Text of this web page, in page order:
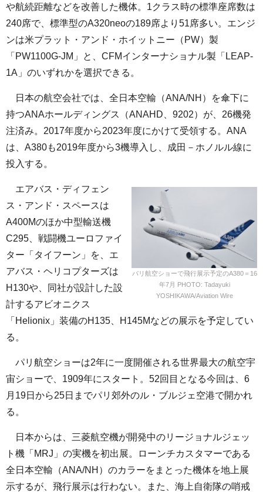
や航続距離などを改善した機体。1クラス時の標準座席数は
240席で、標準型のA320neoの189席より51席多い。エンジ
ンは米プラット・アンド・ホイットニー（PW）製
「PW1100G-JM」と、CFMインターナショナル製「LEAP-
1A」のいずれかを選択できる。
日本の航空会社では、全日本空輸（ANA/NH）を傘下に
持つANAホールディングス（ANAHD、9202）が、26機発
注済み。2017年度から2023年度にかけて受領する。ANA
は、A380も2019年度から3機導入し、成田－ホノルル線に
投入する。
パリ航空ショーで飛行展示予定のA380＝16
年7月 PHOTO: Tadayuki
YOSHIKAWA/Aviation Wire
エアバス・ディフェン
ス・アンド・スペースは
A400Mのほか中型輸送機
C295、戦闘機ユーロファイ
ター「タイフーン」を、エ
アバス・ヘリコプターズは
H130や、同社が設計した設
計するアビオニクス
「Helionix」装備のH135、H145Mなどの展示を予定してい
る。
パリ航空ショーは2年に一度開催される世界最大の航空宇
宙ショーで、1909年にスタート。52回目となる今回は、6
月19日から25日までパリ郊外のル・ブルジェ空港で開かれ
る。
日本からは、三菱航空機が開発中のリージョナルジェッ
ト機「MRJ」の実機を初出展。ローンチカスタマーである
全日本空輸（ANA/NH）のカラーをまとった機体を地上展
示するが、飛行展示は行わない。また、海上自衛隊の哨戒